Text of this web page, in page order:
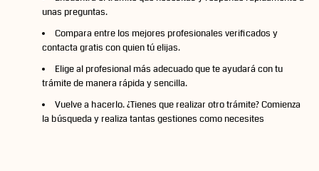
unas preguntas.
Compara entre los mejores profesionales verificados y
contacta gratis con quien tú elijas.
Elige al profesional más adecuado que te ayudará con tu
trámite de manera rápida y sencilla.
Vuelve a hacerlo. ¿Tienes que realizar otro trámite? Comienza
la búsqueda y realiza tantas gestiones como necesites